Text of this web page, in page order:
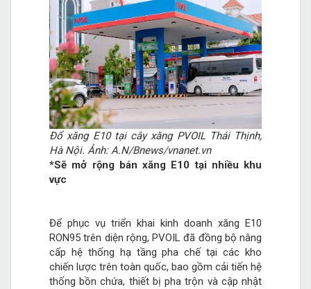
Đổ xăng E10 tại cây xăng PVOIL Thái Thịnh,
Hà Nội. Ảnh: A.N/Bnews/vnanet.vn
*Sẽ mở rộng bán xăng E10 tại nhiều khu
vực
Để phục vụ triển khai kinh doanh xăng E10
RON95 trên diện rộng, PVOIL đã đồng bộ nâng
cấp hệ thống hạ tầng pha chế tại các kho
chiến lược trên toàn quốc, bao gồm cải tiến hệ
thống bồn chứa, thiết bị pha trộn và cập nhật